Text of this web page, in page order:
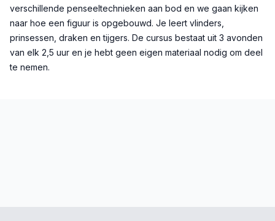
verschillende penseeltechnieken aan bod en we gaan kijken
naar hoe een figuur is opgebouwd. Je leert vlinders,
prinsessen, draken en tijgers. De cursus bestaat uit 3 avonden
van elk 2,5 uur en je hebt geen eigen materiaal nodig om deel
te nemen.